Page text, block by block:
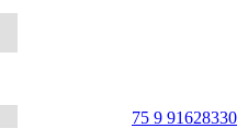
75 9 91628330